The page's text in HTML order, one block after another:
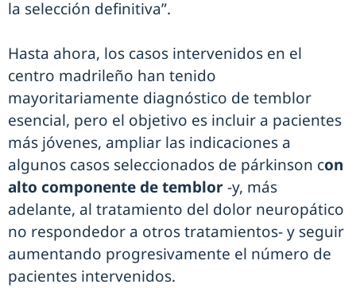
la selección definitiva”.
Hasta ahora, los casos intervenidos en el
centro madrileño han tenido
mayoritariamente diagnóstico de temblor
esencial, pero el objetivo es incluir a pacientes
más jóvenes, ampliar las indicaciones a
algunos casos seleccionados de párkinson con
alto componente de temblor-y, más
adelante, al tratamiento del dolor neuropático
no respondedor a otros tratamientos- y seguir
aumentando progresivamente el número de
pacientes intervenidos.